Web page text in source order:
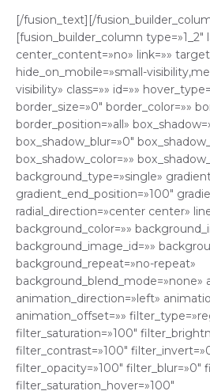
[/fusion_text][/
[fusion_builder_column type=»1_2″
center_content=»no» link=»»
hide_on_mobile=»small-
visibility» class=»» id=»»
border_size=»0″ border_color=»»
border_position=»all»
box_shadow_blur=»0″
box_shadow_color=»»
background_type=»single»
gradient_end_position=»100″
radial_direction=»center center»
background_color=»»
background_image_id=»»
background_repeat=»no-repeat»
background_blend_mode=»none»
animation_direction=»left»
animation_offset=»»
filter_saturation=»100″
filter_contrast=»100″
filter_opacity=»100″ filter_blur=»0″
filter_saturation_hover=»100″